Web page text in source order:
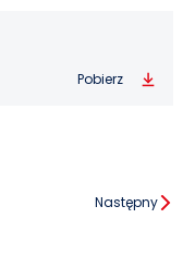
Pobierz
Następny